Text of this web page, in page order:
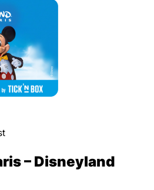
– Disneyland